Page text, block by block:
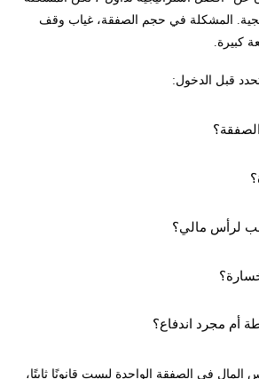
المشكلة في حجم الصفقة، غياب وقف
كبيرة.
قبل الدخول:
لرأس مالي؟
أم مجرد اندفاع؟
2% من رأس المال في الصفقة الواحدة ليست قانونًا ثابتًا،